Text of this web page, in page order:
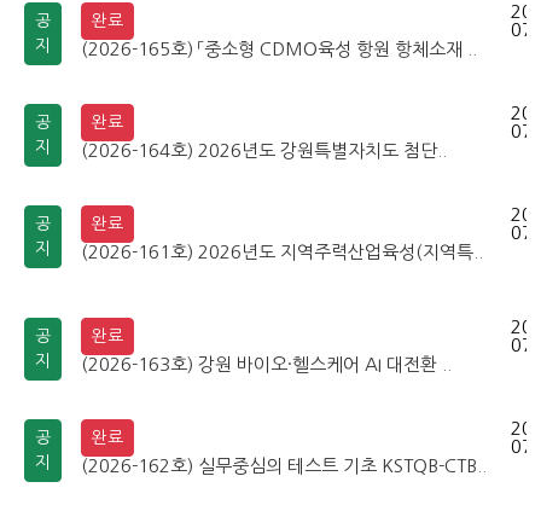
공
지
완료
(2026-165호) 「중소형 CDMO육성 항원 항체소재 ..
공
지
완료
(2026-164호) 2026년도 강원특별자치도 첨단..
공
지
완료
(2026-161호) 2026년도 지역주력산업육성(지역특..
공
지
완료
(2026-163호) 강원 바이오·헬스케어 AI 대전환 ..
공
지
완료
(2026-162호) 실무중심의 테스트 기초 KSTQB-CTB..